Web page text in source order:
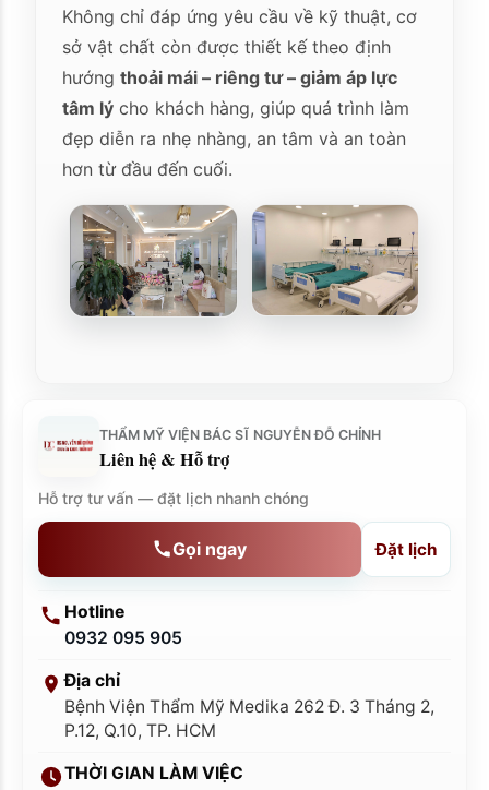
Không chỉ đáp ứng yêu cầu về kỹ thuật, cơ
sở vật chất còn được thiết kế theo định
hướngthoải mái – riêng tư – giảm áp lực
tâm lý cho khách hàng, giúp quá trình làm
đẹp diễn ra nhẹ nhàng, an tâm và an toàn
hơn từ đầu đến cuối.
THẨM MỸ VIỆN BÁC SĨ NGUYỄN ĐỖ CHỈNH
Liên hệ & Hỗ trợ
Hỗ trợ tư vấn — đặt lịch nhanh chóng
Gọi ngay Đặt lịch
Hotline
0932 095 905
Địa chỉ
Bệnh Viện Thẩm Mỹ Medika 262 Đ. 3 Tháng 2,
P.12, Q.10, TP. HCM
THỜI GIAN LÀM VIỆC